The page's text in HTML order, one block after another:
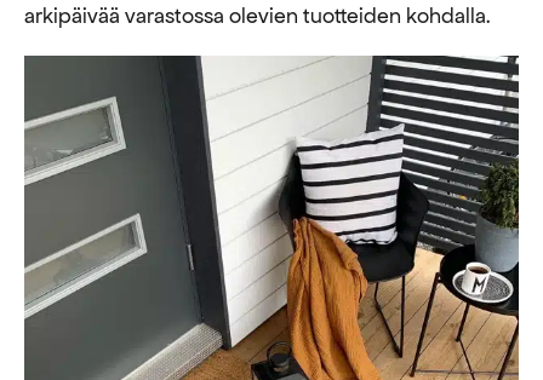
arkipäivää varastossa olevien tuotteiden kohdalla.